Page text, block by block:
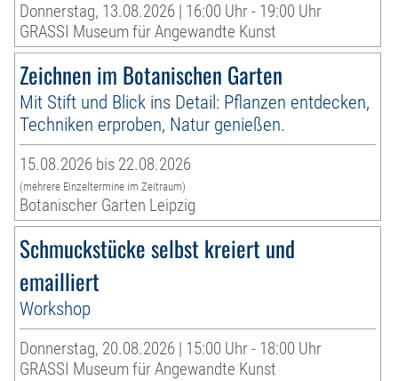
Donnerstag, 13.08.2026 | 16:00 Uhr - 19:00 Uhr
GRASSI Museum für Angewandte Kunst
Zeichnen im Botanischen Garten
Mit Stift und Blick ins Detail: Pflanzen entdecken,
Techniken erproben, Natur genießen.
15.08.2026 bis 22.08.2026
(mehrere Einzeltermine im Zeitraum)
Botanischer Garten Leipzig
Schmuckstücke selbst kreiert und
emailliert
Workshop
Donnerstag, 20.08.2026 | 15:00 Uhr - 18:00 Uhr
GRASSI Museum für Angewandte Kunst